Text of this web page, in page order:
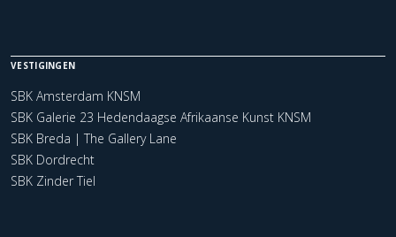
VESTIGINGEN
SBK Amsterdam KNSM
SBK Galerie 23 Hedendaagse Afrikaanse Kunst KNSM
SBK Breda | The Gallery Lane
SBK Dordrecht
SBK Zinder Tiel